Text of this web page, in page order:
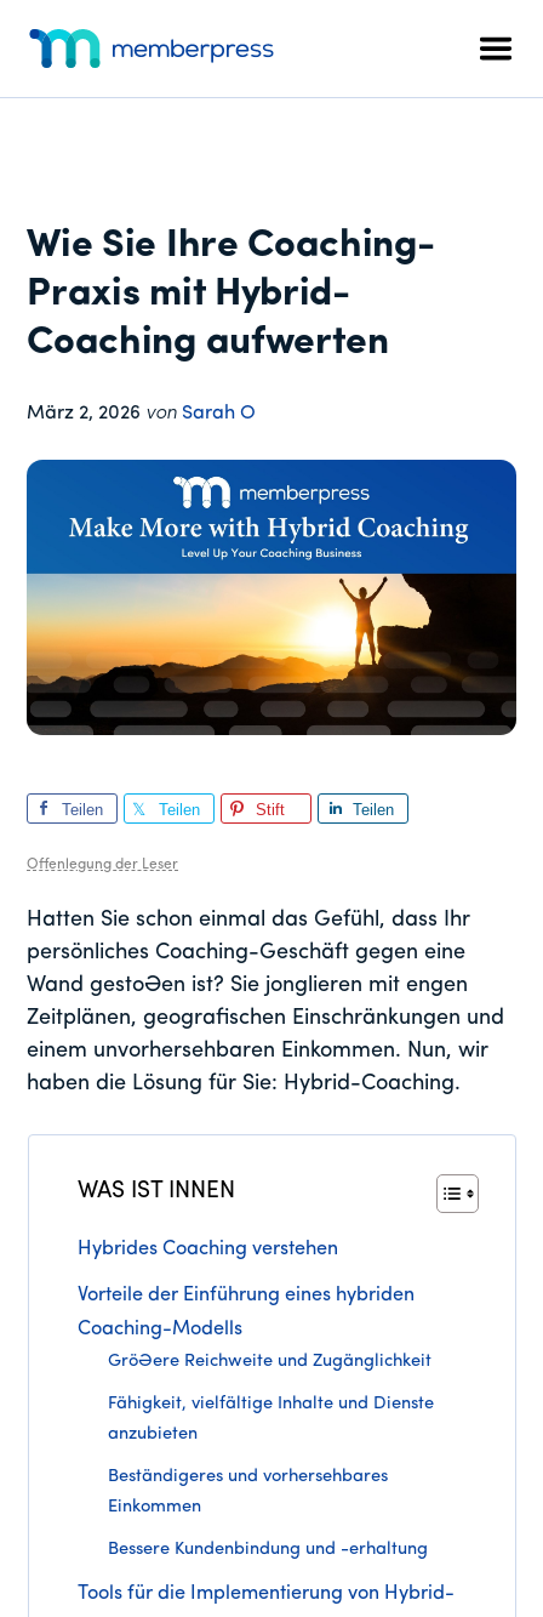
Hauptinhalt
springen
primären
Seitenleiste
springen
Fußzeile
springen
Menü
Mitgliedschafts-
Plugin
Wie Sie Ihre Coaching-
Praxis mit Hybrid-
Coaching aufwerten
März 2, 2026 von Sarah O
Teilen
Teilen
Stift
Teilen
Offenlegung der Leser
Hatten Sie schon einmal das Gefühl, dass Ihr
persönliches Coaching-Geschäft gegen eine
Wand gestoßen ist? Sie jonglieren mit engen
Zeitplänen, geografischen Einschränkungen und
einem unvorhersehbaren Einkommen. Nun, wir
haben die Lösung für Sie: Hybrid-Coaching.
WAS IST INNEN
Hybrides Coaching verstehen
Vorteile der Einführung eines hybriden
Coaching-Modells
Größere Reichweite und Zugänglichkeit
Fähigkeit, vielfältige Inhalte und Dienste
anzubieten
Beständigeres und vorhersehbares
Einkommen
Bessere Kundenbindung und -erhaltung
Tools für die Implementierung von Hybrid-